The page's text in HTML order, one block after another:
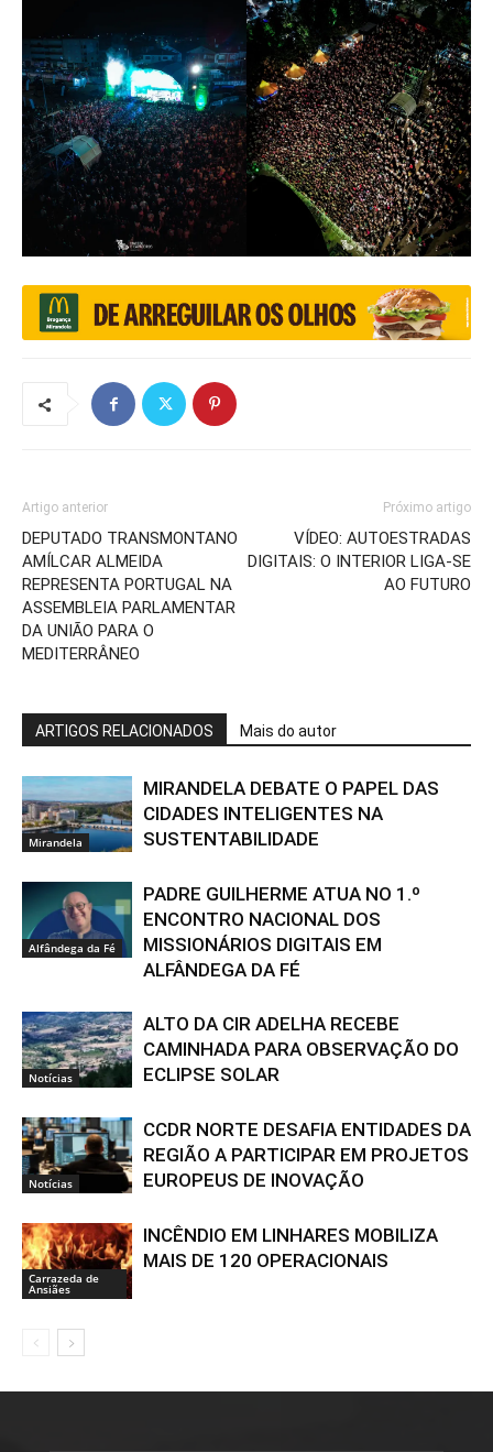
Artigo anterior
DEPUTADO TRANSMONTANO
AMÍLCAR ALMEIDA
REPRESENTA PORTUGAL NA
ASSEMBLEIA PARLAMENTAR
DA UNIÃO PARA O
MEDITERRÂNEO
Próximo artigo
VÍDEO: AUTOESTRADAS
DIGITAIS: O INTERIOR LIGA-SE
AO FUTURO
ARTIGOS RELACIONADOS Mais do autor
Mirandela
MIRANDELA DEBATE O PAPEL DAS
CIDADES INTELIGENTES NA
SUSTENTABILIDADE
Alfândega da Fé
PADRE GUILHERME ATUA NO 1.º
ENCONTRO NACIONAL DOS
MISSIONÁRIOS DIGITAIS EM
ALFÂNDEGA DA FÉ
Notícias
ALTO DA CIR ADELHA RECEBE
CAMINHADA PARA OBSERVAÇÃO DO
ECLIPSE SOLAR
Notícias
CCDR NORTE DESAFIA ENTIDADES DA
REGIÃO A PARTICIPAR EM PROJETOS
EUROPEUS DE INOVAÇÃO
Carrazeda de
Ansiães
INCÊNDIO EM LINHARES MOBILIZA
MAIS DE 120 OPERACIONAIS